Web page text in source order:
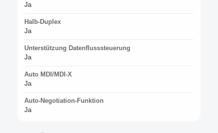
Ja
Halb-Duplex
Ja
Unterstützung Datenflusssteuerung
Ja
Auto MDI/MDI-X
Ja
Auto-Negotiation-Funktion
Ja